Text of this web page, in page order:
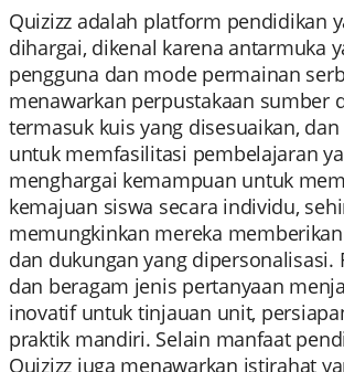
Quizizz adalah platform pendidikan
dihargai, dikenal karena antarmuka
pengguna dan mode permainan
menawarkan perpustakaan sumber
termasuk kuis yang disesuaikan,
untuk memfasilitasi pembelajaran
menghargai kemampuan untuk
kemajuan siswa secara individu,
memungkinkan mereka
dan dukungan yang dipersonalisasi.
dan beragam jenis pertanyaan
inovatif untuk tinjauan unit,
praktik mandiri. Selain manfaat
Quizizz juga menawarkan istirahat